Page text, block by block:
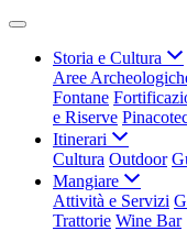
Storia e Cultura
Aree
Fontane
e Riserve
Itinerari
Cultura Outdoor
Mangiare
Attività e Servizi
Trattorie Wine Bar